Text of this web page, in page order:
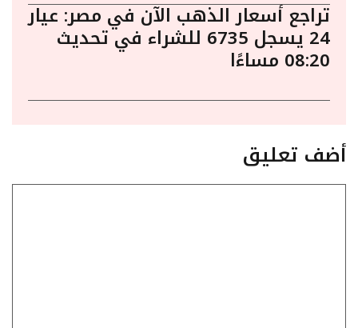
تراجع أسعار الذهب الآن في مصر: عيار
24 يسجل 6735 للشراء في تحديث
08:20 مساءًا
أضف تعليق